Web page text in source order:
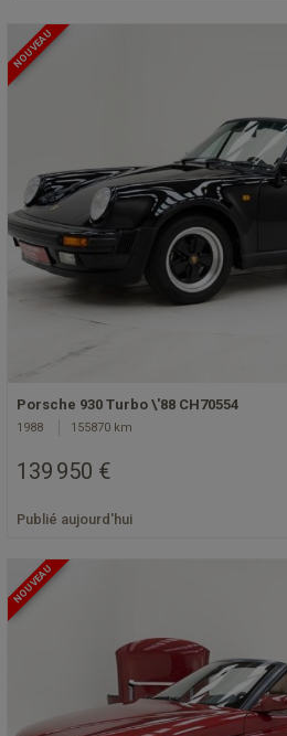
NOUVEAU
Porsche 930 Turbo \'88 CH70554
1988 155870 km
139 950 €
Publié aujourd'hui
NOUVEAU